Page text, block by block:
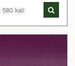
kali